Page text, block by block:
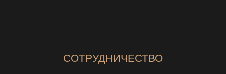
СОТРУДНИЧЕСТВО